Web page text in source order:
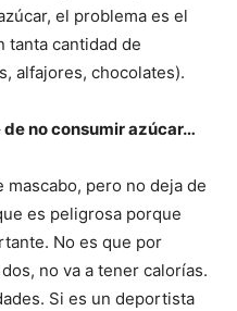
el problema es el
tanta cantidad de
alfajores, chocolates).
no consumir azúcar…
mascabo, pero no deja de
es peligrosa porque
No es que por
no va a tener calorías.
Si es un deportista